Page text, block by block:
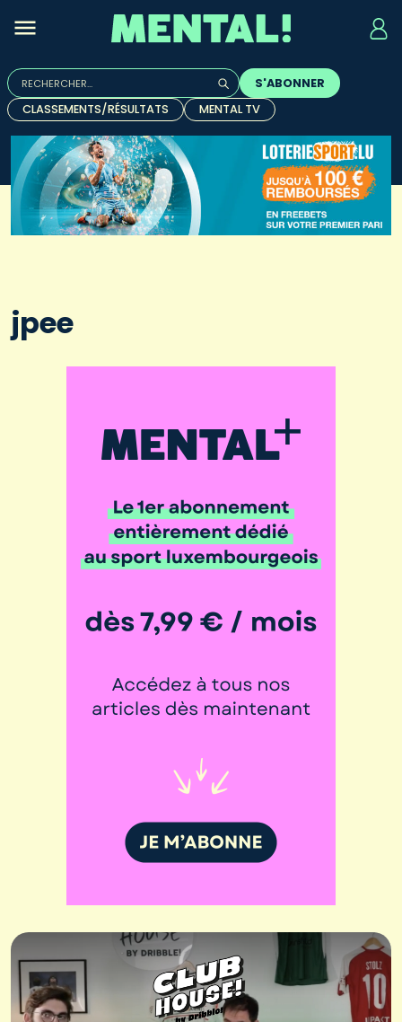
Rechercher :
Quand les résultats de l'auto-complétion sont
S'ABONNER
CLASSEMENTS/RÉSULTATS
MENTAL TV
jpee